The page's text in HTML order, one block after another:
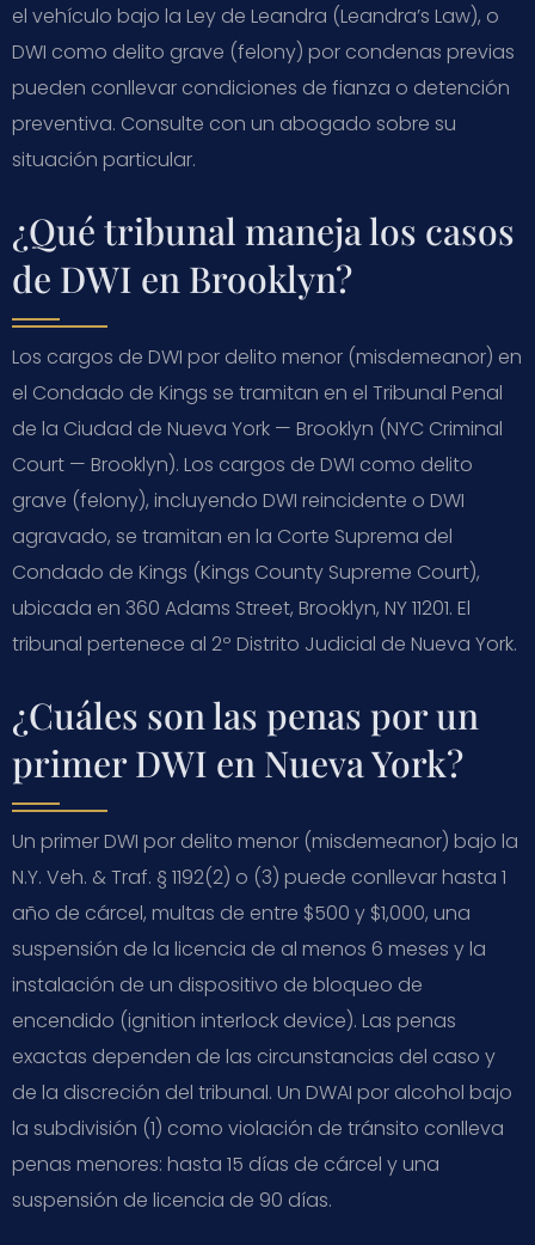
el vehículo bajo la Ley de Leandra (Leandra’s Law), o
DWI como delito grave (felony) por condenas previas
pueden conllevar condiciones de fianza o detención
preventiva. Consulte con un abogado sobre su
situación particular.
¿Qué tribunal maneja los casos
de DWI en Brooklyn?
Los cargos de DWI por delito menor (misdemeanor) en
el Condado de Kings se tramitan en el Tribunal Penal
de la Ciudad de Nueva York — Brooklyn (NYC Criminal
Court — Brooklyn). Los cargos de DWI como delito
grave (felony), incluyendo DWI reincidente o DWI
agravado, se tramitan en la Corte Suprema del
Condado de Kings (Kings County Supreme Court),
ubicada en 360 Adams Street, Brooklyn, NY 11201. El
tribunal pertenece al 2º Distrito Judicial de Nueva York.
¿Cuáles son las penas por un
primer DWI en Nueva York?
Un primer DWI por delito menor (misdemeanor) bajo la
N.Y. Veh. & Traf. § 1192(2) o (3) puede conllevar hasta 1
año de cárcel, multas de entre $500 y $1,000, una
suspensión de la licencia de al menos 6 meses y la
instalación de un dispositivo de bloqueo de
encendido (ignition interlock device). Las penas
exactas dependen de las circunstancias del caso y
de la discreción del tribunal. Un DWAI por alcohol bajo
la subdivisión (1) como violación de tránsito conlleva
penas menores: hasta 15 días de cárcel y una
suspensión de licencia de 90 días.